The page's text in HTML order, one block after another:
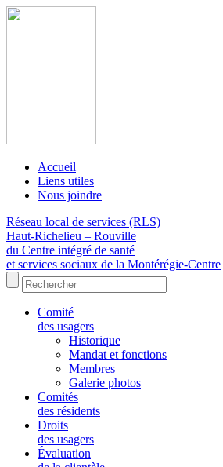
Accueil
Liens utiles
Nous joindre
Réseau local de services (RLS)
Haut-Richelieu – Rouville
du Centre intégré de santé
et services sociaux de la Montérégie-Centre
Comité
des usagers
Historique
Mandat et fonctions
Membres
Galerie photos
Comités
des résidents
Droits
des usagers
Évaluation